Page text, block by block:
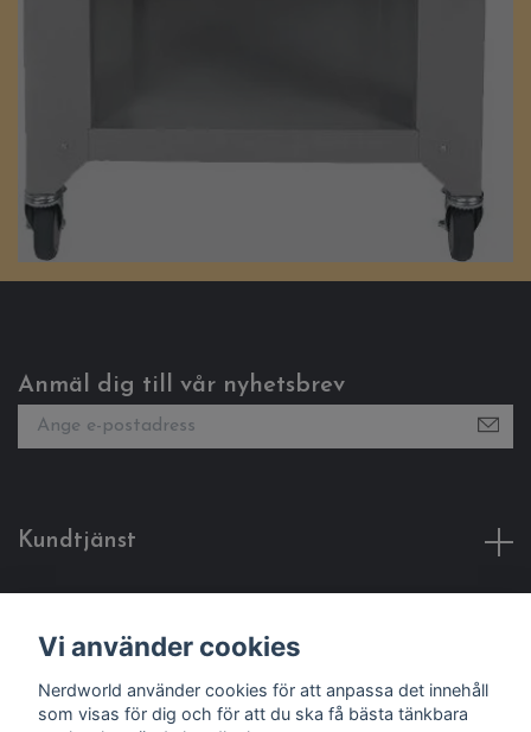
Anmäl dig till vår nyhetsbrev
Kundtjänst
Sociala medier
Vi använder cookies
Nerdworld använder cookies för att anpassa det innehåll
som visas för dig och för att du ska få bästa tänkbara